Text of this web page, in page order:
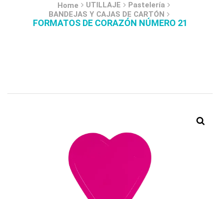
Home UTILLAJE
Pastelería
BANDEJAS Y CAJAS DE CARTÓN
FORMATOS DE CORAZÓN NÚMERO 21